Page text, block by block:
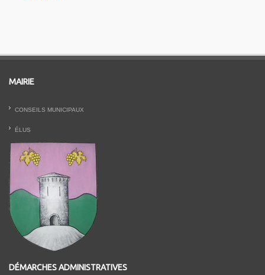
MAIRIE
CONSEILS MUNICIPAUX
ÉLUS
DÉMARCHES ADMINISTRATIVES